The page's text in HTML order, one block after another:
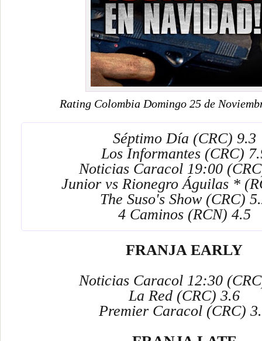
Rating Colombia Domingo 25 de
Séptimo Día (CRC) 9.3
Los Informantes (CRC)
Noticias Caracol 19:00
Junior vs Rionegro Águilas *
The Suso's Show (CRC)
4 Caminos (RCN) 4.5
FRANJA EARLY
Noticias Caracol 12:30
La Red (CRC) 3.6
Premier Caracol (CRC)